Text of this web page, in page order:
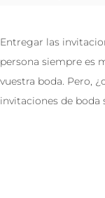
Entregar las
persona siempre es
vuestra boda. Pero,
invitaciones de boda